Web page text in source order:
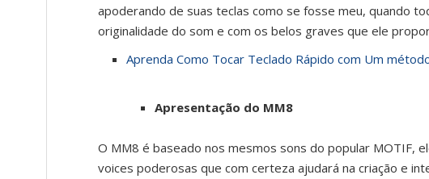
apoderando de suas teclas como se fosse meu, quando
originalidade do som e com os belos graves que ele
Aprenda Como Tocar Teclado Rápido com Um
Apresentação do MM8
O MM8 é baseado nos mesmos sons do popular MOTIF,
voices poderosas que com certeza ajudará na criação e